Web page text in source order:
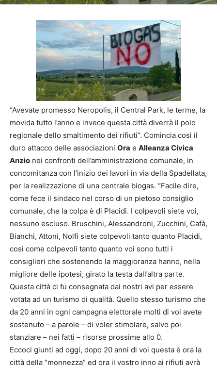
“Avevate promesso Neropolis, il Central Park, le terme, la
movida tutto l’anno e invece questa città diverrà il polo
regionale dello smaltimento dei rifiuti”. Comincia così il
duro attacco delle associazioni Ora e Alleanza Civica
Anzio nei confronti dell’amministrazione comunale, in
concomitanza con l’inizio dei lavori in via della Spadellata,
per la realizzazione di una centrale biogas. “Facile dire,
come fece il sindaco nel corso di un pietoso consiglio
comunale, che la colpa è di Placidi. I colpevoli siete voi,
nessuno escluso. Bruschini, Alessandroni, Zucchini, Cafà,
Bianchi, Attoni, Nolfi siete colpevoli tanto quanto Placidi,
così come colpevoli tanto quanto voi sono tutti i
consiglieri che sostenendo la maggioranza hanno, nella
migliore delle ipotesi, girato la testa dall’altra parte.
Questa città ci fu consegnata dai nostri avi per essere
votata ad un turismo di qualità. Quello stesso turismo che
da 20 anni in ogni campagna elettorale molti di voi avete
sostenuto – a parole – di voler stimolare, salvo poi
stanziare – nei fatti – risorse prossime allo 0.
Eccoci giunti ad oggi, dopo 20 anni di voi questa è ora la
città della “monnezza” ed ora il vostro inno ai rifiuti avrà